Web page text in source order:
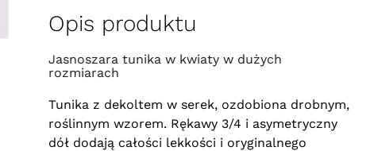
Opis produktu
Jasnoszara tunika w kwiaty w dużych
rozmiarach
Tunika z dekoltem w serek, ozdobiona drobnym,
roślinnym wzorem. Rękawy 3/4 i asymetryczny
dół dodają całości lekkości i oryginalnego